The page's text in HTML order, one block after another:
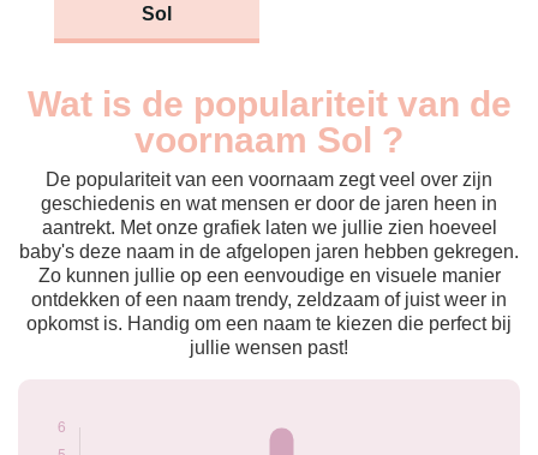
Sol
Wat is de populariteit van de
voornaam Sol ?
De populariteit van een voornaam zegt veel over zijn
geschiedenis en wat mensen er door de jaren heen in
aantrekt. Met onze grafiek laten we jullie zien hoeveel
baby's deze naam in de afgelopen jaren hebben gekregen.
Zo kunnen jullie op een eenvoudige en visuele manier
ontdekken of een naam trendy, zeldzaam of juist weer in
opkomst is. Handig om een naam te kiezen die perfect bij
jullie wensen past!
Popularité du
prénom Sol par
année
Année
Nouveaux-
nés